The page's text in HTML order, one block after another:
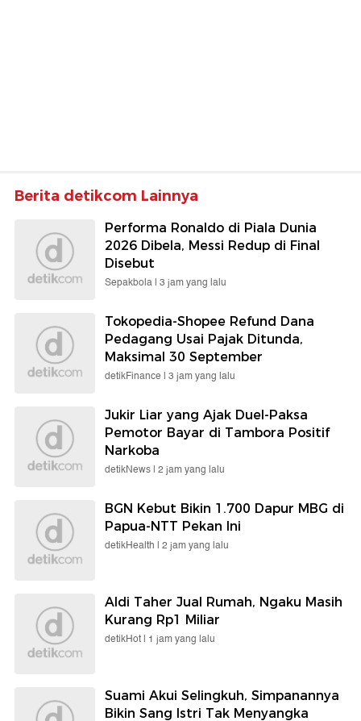
Berita detikcom Lainnya
Performa Ronaldo di Piala Dunia
2026 Dibela, Messi Redup di Final
Disebut
Sepakbola | 3 jam yang lalu
Tokopedia-Shopee Refund Dana
Pedagang Usai Pajak Ditunda,
Maksimal 30 September
detikFinance | 3 jam yang lalu
Jukir Liar yang Ajak Duel-Paksa
Pemotor Bayar di Tambora Positif
Narkoba
detikNews | 2 jam yang lalu
BGN Kebut Bikin 1.700 Dapur MBG di
Papua-NTT Pekan Ini
detikHealth | 2 jam yang lalu
Aldi Taher Jual Rumah, Ngaku Masih
Kurang Rp1 Miliar
detikHot | 1 jam yang lalu
Suami Akui Selingkuh, Simpanannya
Bikin Sang Istri Tak Menyangka